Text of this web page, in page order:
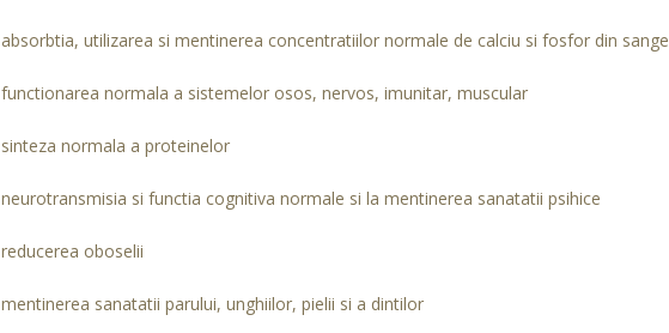
absorbtia, utilizarea si mentinerea concentratiilor normale de calciu si fosfor din sange
functionarea normala a sistemelor osos, nervos, imunitar, muscular
sinteza normala a proteinelor
neurotransmisia si functia cognitiva normale si la mentinerea sanatatii psihice
reducerea oboselii
mentinerea sanatatii parului, unghiilor, pielii si a dintilor